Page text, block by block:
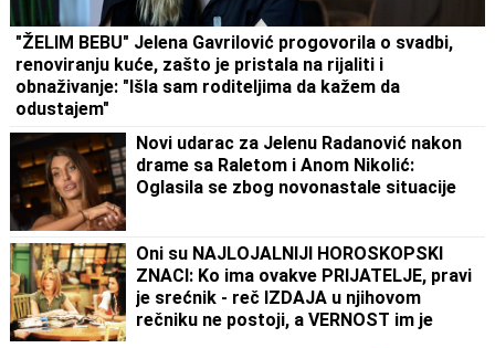
"ŽELIM BEBU" Jelena Gavrilović progovorila o svadbi,
renoviranju kuće, zašto je pristala na rijaliti i
obnaživanje: "Išla sam roditeljima da kažem da
odustajem"
Novi udarac za Jelenu Radanović nakon
drame sa Raletom i Anom Nikolić:
Oglasila se zbog novonastale situacije
Oni su NAJLOJALNIJI HOROSKOPSKI
ZNACI: Ko ima ovakve PRIJATELJE, pravi
je srećnik - reč IZDAJA u njihovom
rečniku ne postoji, a VERNOST im je